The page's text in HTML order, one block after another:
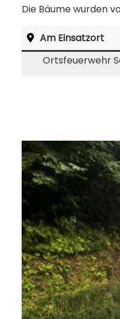
Die Bäume wurden
Am Einsatzort
Ortsfeuerwehr